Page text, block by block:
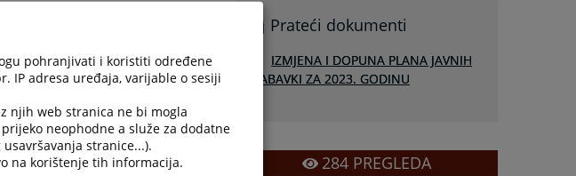
za 2023. godinu. Prateći dokumenti
IZMJENA I DOPUNA PLANA JAVNIH
NABAVKI ZA 2023. GODINU
284PREGLEDA
pohranjivati i koristiti određene
IP adresa uređaja, varijable o sesiji
njih web stranica ne bi mogla
neophodne a služe za dodatne
stranice...).
na korištenje tih informacija.